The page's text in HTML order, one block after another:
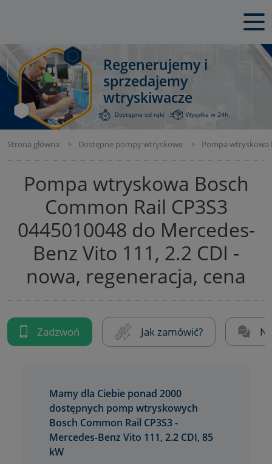
Regenerujemy i
sprzedajemy
wtryskiwacze
Dostępne od ręki Wysyłka w 24h
Strona główna Dostępne pompy wtryskowe Pompa wtryskowa
Pompa wtryskowa Bosch
Common Rail CP3S3
0445010048 do Mercedes-
Benz Vito 111, 2.2 CDI -
nowa, regeneracja, cena
Zadzwoń Jak zamówić?
Mamy dla Ciebie ponad 2000
dostępnych pomp wtryskowych
Bosch Common Rail CP3S3 -
Mercedes-Benz Vito 111, 2.2 CDI, 85
kW